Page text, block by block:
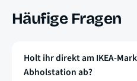
Häufige Fragen
Holt ihr direkt am IKEA-
Abholstation ab?